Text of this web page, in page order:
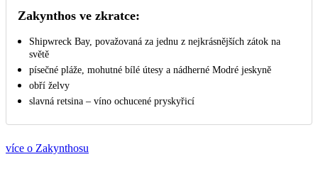
Zakynthos ve zkratce:
Shipwreck Bay, považovaná za jednu z nejkrásnějších zátok na
světě
písečné pláže, mohutné bílé útesy a nádherné Modré jeskyně
obří želvy
slavná retsina – víno ochucené pryskyřicí
více o Zakynthosu